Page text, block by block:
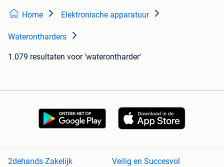
Home Elektronische apparatuur
Waterontharders
1.079 resultaten voor 'waterontharder'
2dehands Zakelijk
Veilig en Succesvol